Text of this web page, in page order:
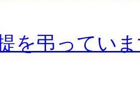
を弔ってい